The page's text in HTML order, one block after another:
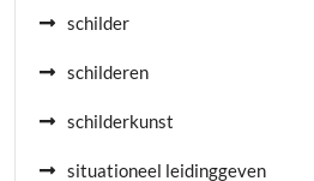
schilder
schilderen
schilderkunst
situationeel leidinggeven